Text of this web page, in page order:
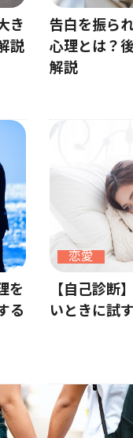
き
説
告白を振ら
心理とは？
解説
を
る
恋愛
【自己診断
いときに試